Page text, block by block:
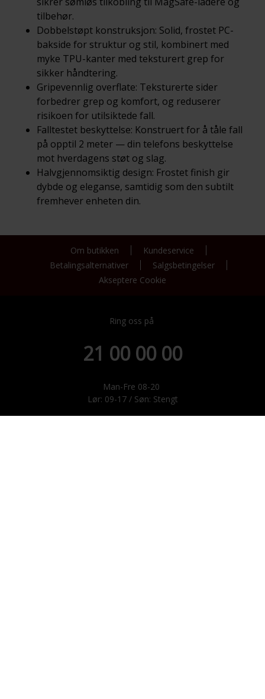
tilbehør.
Dobbelstøpt konstruksjon: Solid, frostet PC-
bakside for struktur og stil, kombinert med
myke TPU-kanter med teksturert grep for
sikker håndtering.
Gripevennlig overflate: Teksturerte sider
forbedrer grep og komfort, og reduserer
risikoen for utilsiktede fall.
Falltestet beskyttelse: Konstruert for å tåle fall
på opptil 2 meter — din telefons beskyttelse
mot hverdagens støt og slag.
Halvgjennomsiktig design: Frostet finish gir
dybde og eleganse, samtidig som den subtilt
fremhever enheten din.
Om butikken
Kundeservice
Betalingsalternativer
Salgsbetingelser
Akseptere Cookie
Ring oss på
21 00 00 00
Man-Fre 08-20
Lør: 09-17 / Søn: Stengt